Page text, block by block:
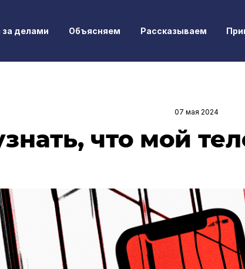
делами Объясняем Рассказываем
07 мая 2024
что мой